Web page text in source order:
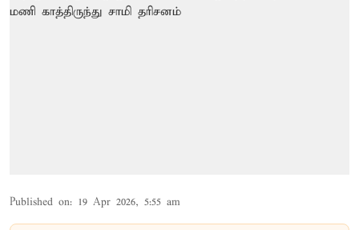
Published on: 19 Apr 2026, 5:55 am